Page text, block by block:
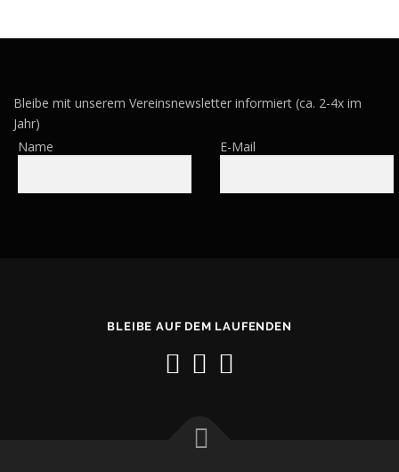
Bleibe mit unserem Vereinsnewsletter informiert (ca. 2-4x im
Jahr)
Name
E-Mail
BLEIBE AUF DEM LAUFENDEN